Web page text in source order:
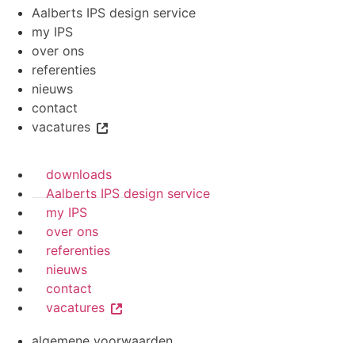
Aalberts IPS design service
my IPS
over ons
referenties
nieuws
contact
vacatures
downloads
Aalberts IPS design service
my IPS
over ons
referenties
nieuws
contact
vacatures